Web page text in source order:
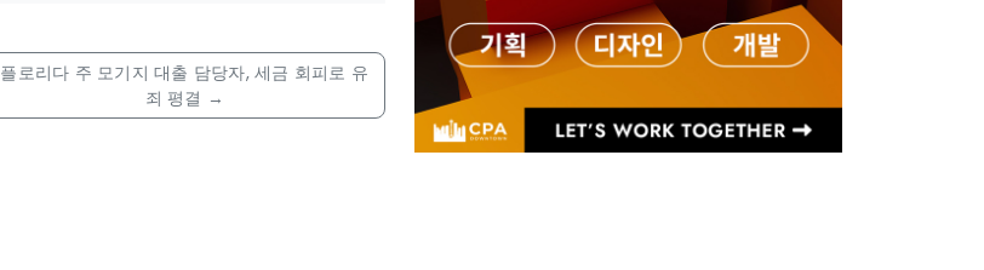
플로리다 주 모기지 대출 담당자, 세금 회피로 유
죄 평결 →